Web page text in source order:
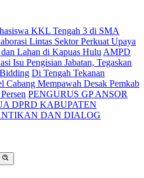
KKL Tengah 3 di SMA
Lintas Sektor Perkuat Upaya
Lahan di Kapuas Hulu AMPD
Isu Pengisian Jabatan, Tegaskan
Di Tengah Tekanan
Mempawah Desak Pemkab
PENGURUS GP ANSOR
DPRD KABUPATEN
DAN DIALOG